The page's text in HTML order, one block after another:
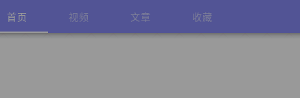
首页 视频 文章 收藏